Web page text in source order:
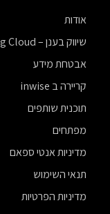
אודות
שיווק בענן – Marketing Cloud
אבטחת מידע
קריירה ב inwise
תוכנית שותפים
מפתחים
מדיניות אנטי ספאם
תנאי השימוש
מדיניות הפרטיות